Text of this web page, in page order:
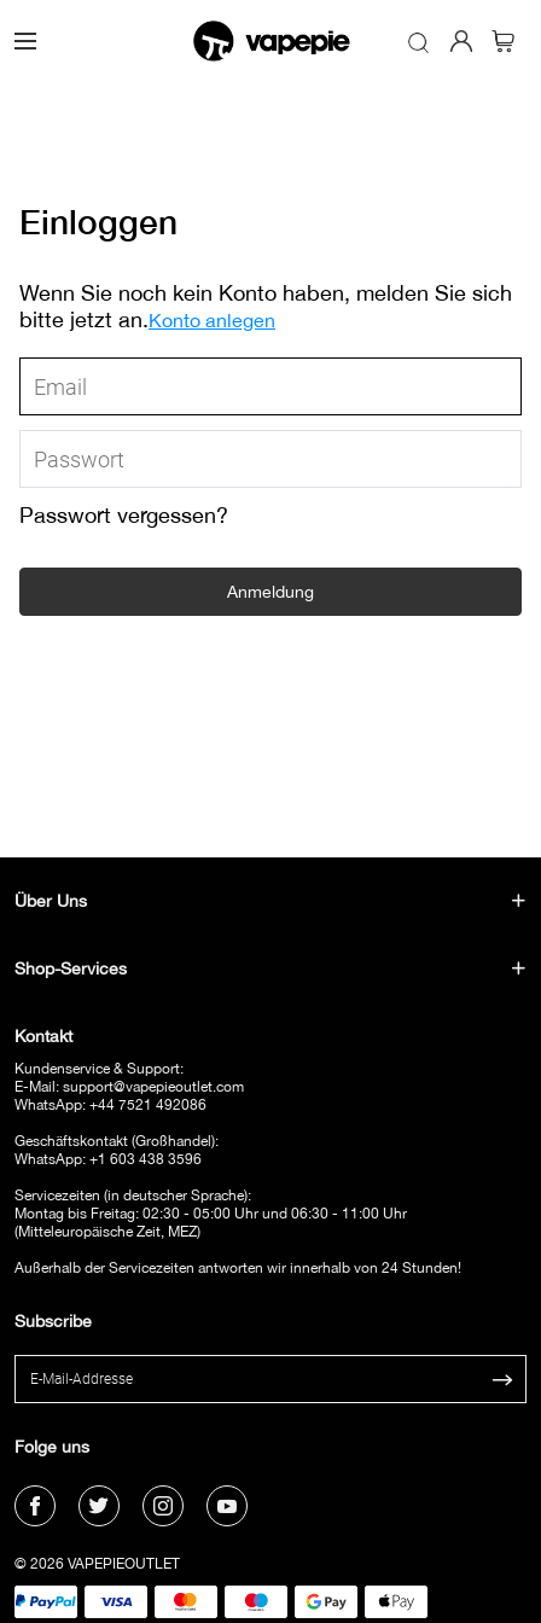
Einloggen
Wenn Sie noch kein Konto haben, melden Sie sich
bitte jetzt an.Konto anlegen
Passwort vergessen?
Anmeldung
Über Uns
Shop-Services
Kontakt
Kundenservice & Support:
E-Mail: support@vapepieoutlet.com
WhatsApp: +44 7521 492086
Geschäftskontakt (Großhandel):
WhatsApp: +1 603 438 3596
Servicezeiten (in deutscher Sprache):
Montag bis Freitag: 02:30 - 05:00 Uhr und 06:30 - 11:00 Uhr
(Mitteleuropäische Zeit, MEZ)
Außerhalb der Servicezeiten antworten wir innerhalb von 24 Stunden!
Subscribe
Folge uns
© 2026 VAPEPIEOUTLET